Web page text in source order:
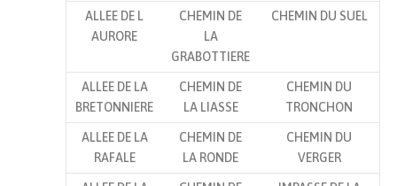
ALLEE DE L
AURORE
CHEMIN DE
LA
GRABOTTIERE
CHEMIN DU SUEL
ALLEE DE LA
BRETONNIERE
CHEMIN DE
LA LIASSE
CHEMIN DU
TRONCHON
ALLEE DE LA
RAFALE
CHEMIN DE
LA RONDE
CHEMIN DU
VERGER